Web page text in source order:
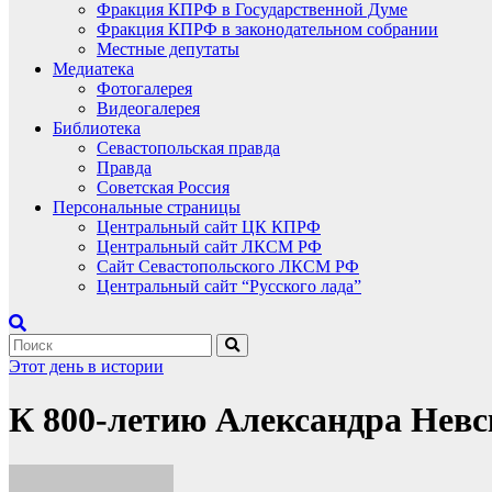
Фракция КПРФ в Государственной Думе
Фракция КПРФ в законодательном собрании
Местные депутаты
Медиатека
Фотогалерея
Видеогалерея
Библиотека
Севастопольская правда
Правда
Советская Россия
Персональные страницы
Центральный сайт ЦК КПРФ
Центральный сайт ЛКСМ РФ
Сайт Севастопольского ЛКСМ РФ
Центральный сайт “Русского лада”
Этот день в истории
К 800-летию Александра